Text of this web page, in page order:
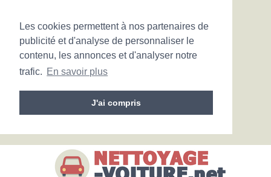
Les cookies permettent à nos partenaires de
publicité et d'analyse de personnaliser le
contenu, les annonces et d'analyser notre
trafic. En savoir plus
J'ai compris